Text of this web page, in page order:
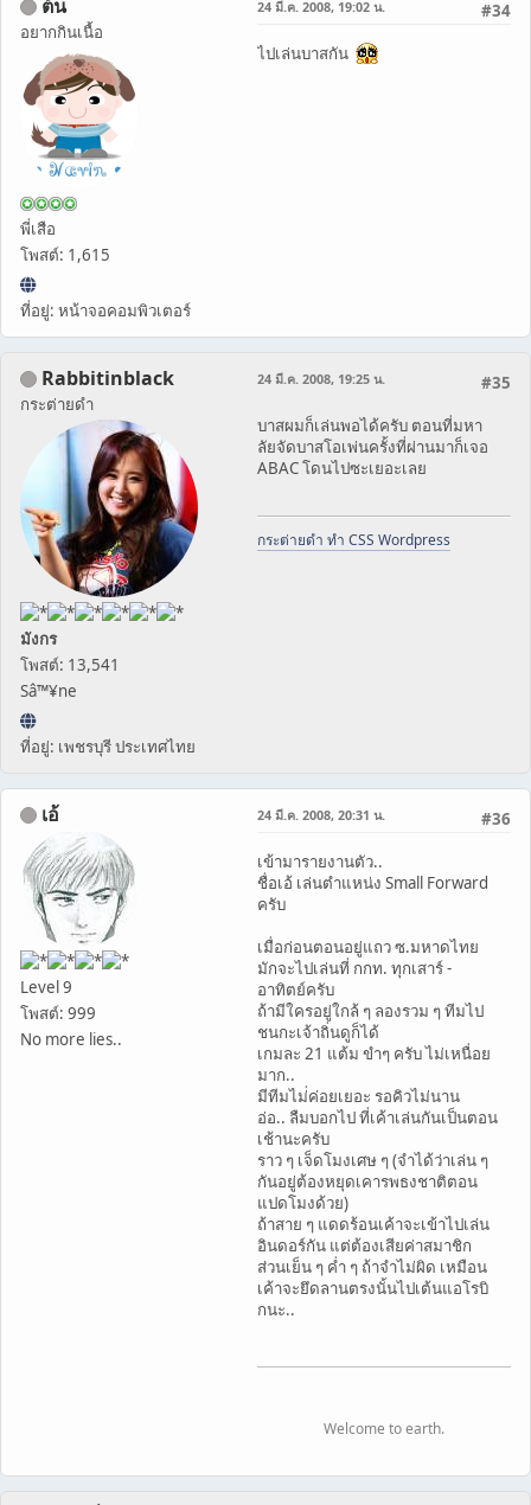
ต้น
อยากกินเนื้อ
พี่เสือ
โพสต์: 1,615
ที่อยู่: หน้าจอคอมพิวเตอร์
#34
24 มี.ค. 2008, 19:02 น.
ไปเล่นบาสกัน
Rabbitinblack
กระต่ายดำ
มังกร
โพสต์: 13,541
Sâ™¥ne
ที่อยู่: เพชรบุรี ประเทศไทย
#35
24 มี.ค. 2008, 19:25 น.
บาสผมก็เล่นพอได้ครับ ตอนที่มหา
ลัยจัดบาสโอเพ่นครั้งที่ผ่านมาก็เจอ
ABAC โดนไปซะเยอะเลย
กระต่ายดำ ทำ CSS Wordpress
เอ้
Level 9
โพสต์: 999
No more lies..
#36
24 มี.ค. 2008, 20:31 น.
เข้ามารายงานตัว..
ืืชื่อเอ้ เล่นตำแหน่ง Small Forward
ครับ
เมื่อก่อนตอนอยู่แถว ซ.มหาดไทย
มักจะไปเล่นที่ กกท. ทุกเสาร์ -
อาทิตย์ครับ
ถ้ามีใครอยู่ใกล้ ๆ ลองรวม ๆ ทีมไป
ชนกะเจ้าถิ่นดูก็ได้
เกมละ 21 แต้ม ขำๆ ครับ ไม่เหนื่อย
มาก..
มีทีมไม่่ค่อยเยอะ รอคิวไม่นาน
อ่อ.. ลืมบอกไป ที่เค้าเล่นกันเป็นตอน
เช้านะครับ
ราว ๆ เจ็ดโมงเศษ ๆ (จำได้ว่าเล่น ๆ
กันอยู่ต้องหยุดเคารพธงชาติตอน
แปดโมงด้วย)
ถ้าสาย ๆ แดดร้อนเค้าจะเข้าไปเล่น
อินดอร์กัน แต่ต้องเสียค่าสมาชิก
ส่วนเย็น ๆ ค่ำ ๆ ถ้าจำไม่ผิด เหมือน
เค้าจะยึดลานตรงนั้นไปเต้นแอโรบิ
กนะ..
Welcome to earth.